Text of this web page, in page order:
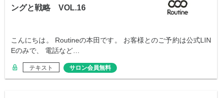
ングと戦略 VOL.16
こんにちは。 Routineの本田です。 お客様とのご予約は公式LIN
Eのみで、 電話など…
テキスト サロン会員無料